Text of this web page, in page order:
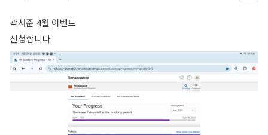
곽서준 4월 이벤트
신청합니다